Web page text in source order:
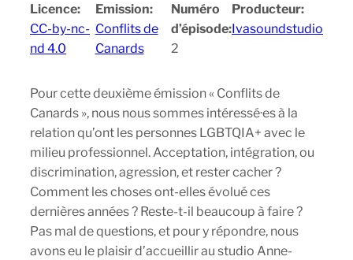
Licence:
CC-by-nc-
nd 4.0
Emission:
Conflits de
Canards
Numéro
d’épisode:
2
Producteur:
Ivasoundstudio
Pour cette deuxième émission « Conflits de
Canards », nous nous sommes intéressé·es à la
relation qu’ont les personnes LGBTQIA+ avec le
milieu professionnel. Acceptation, intégration, ou
discrimination, agression, et rester cacher ?
Comment les choses ont-elles évolué ces
dernières années ? Reste-t-il beaucoup à faire ?
Pas mal de questions, et pour y répondre, nous
avons eu le plaisir d’accueillir au studio Anne-